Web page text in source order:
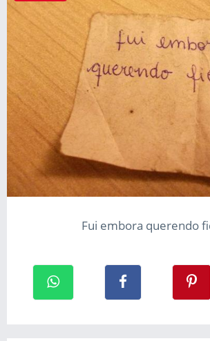
Fui embora querendo